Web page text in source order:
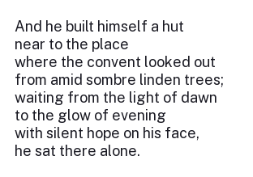
And he built himself a hut
near to the place
where the convent looked out
from amid sombre linden trees;
waiting from the light of dawn
to the glow of evening
with silent hope on his face,
he sat there alone.